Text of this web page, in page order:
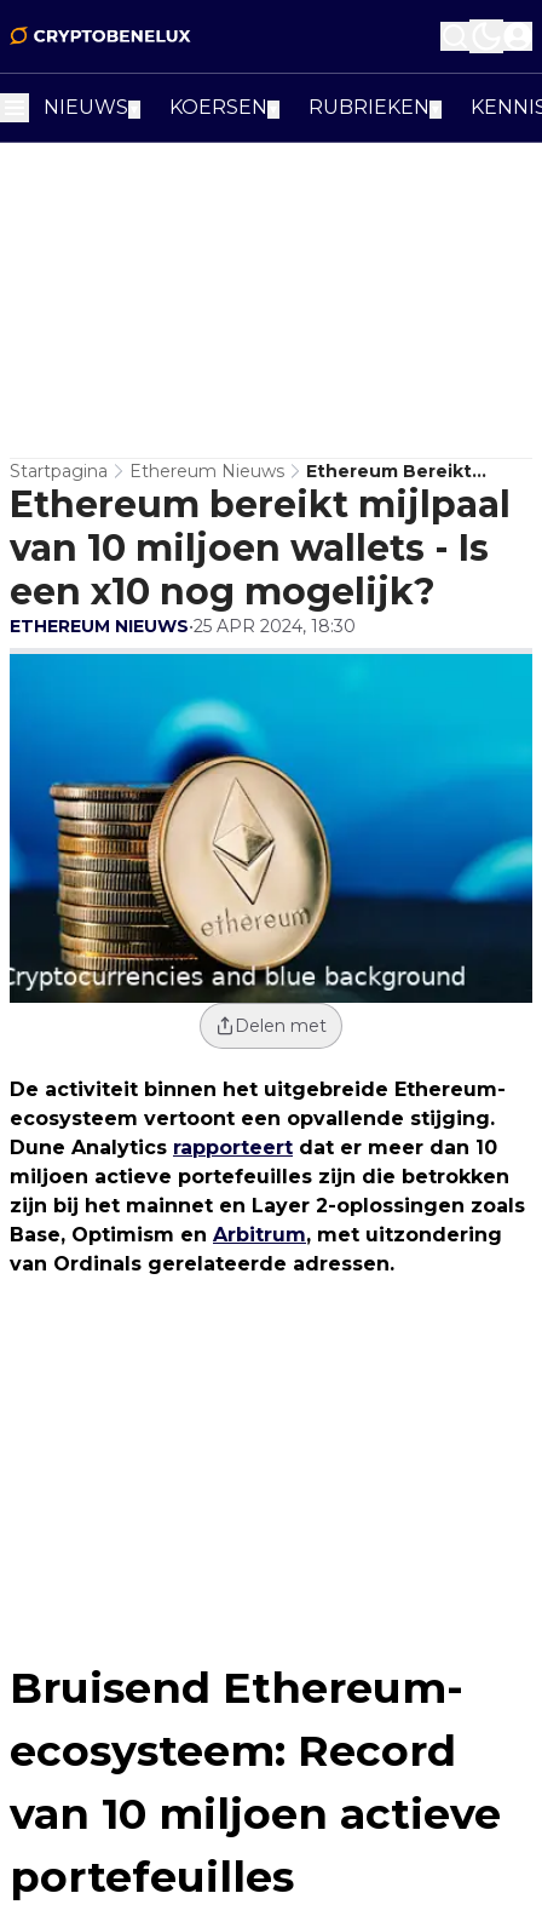
NIEUWS KOERSEN RUBRIEKEN
Startpagina Ethereum Nieuws
Ethereum Bereikt
Mijlpaal Van 10 Miljoen
Wallets - Is Een X10 Nog
Mogelijk?
Ethereum bereikt mijlpaal
van 10 miljoen wallets - Is
een x10 nog mogelijk?
ETHEREUM NIEUWS•25 APR 2024, 18:30
Delen met
De activiteit binnen het uitgebreide Ethereum-
ecosysteem vertoont een opvallende stijging.
Dune Analytics rapporteert dat er meer dan 10
miljoen actieve portefeuilles zijn die betrokken
zijn bij het mainnet en Layer 2-oplossingen zoals
Base, Optimism en Arbitrum, met uitzondering
van Ordinals gerelateerde adressen.
Bruisend Ethereum-
ecosysteem: Record
van 10 miljoen actieve
portefeuilles